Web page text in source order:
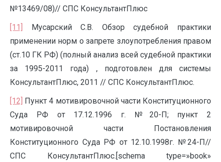
№13469/08)// СПС КонсультантПлюс
[11]
Мусарский С.В. Обзор судебной практики
применении норм о запрете злоупотребления правом
(ст.10 ГК РФ) (полный анализ всей судебной практики
за 1995-2011 года) , подготовлен для системы
КонсультантПлюс, 2011 // СПС КонсультантПлюс.
[12] Пункт 4 мотивировочной части Конституционного
Суда РФ от 17.12.1996 г. №20-П; пункт 2
мотивировочной части Постановления
Конституционного Суда РФ от 12.10.1998г. №24-П//
СПС КонсультантПлюс.[schema type=»book»